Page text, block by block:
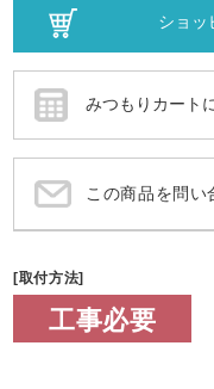
この商品を問い
[取付方法]
工事必要